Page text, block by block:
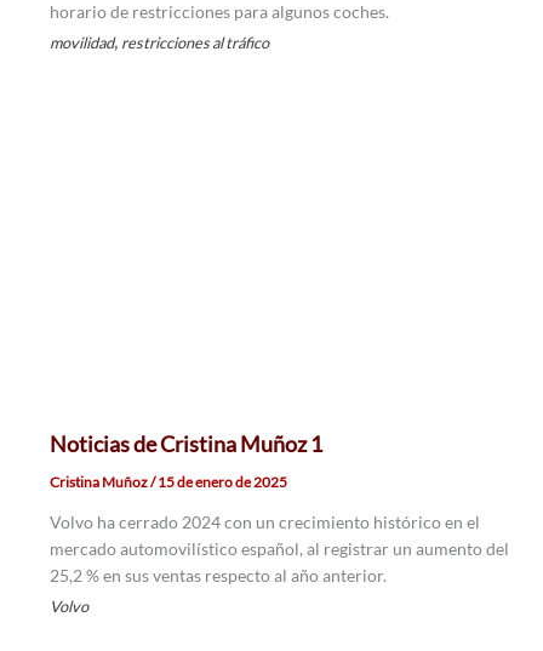
horario de restricciones para algunos coches.
movilidad, restricciones al tráfico
Noticias de Cristina Muñoz 1
Cristina Muñoz/15 de enero de 2025
Volvo ha cerrado 2024 con un crecimiento histórico en el
mercado automovilístico español, al registrar un aumento del
25,2 % en sus ventas respecto al año anterior.
Volvo